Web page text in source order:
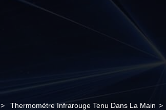
> Thermomètre Infrarouge Tenu Dans La Main >